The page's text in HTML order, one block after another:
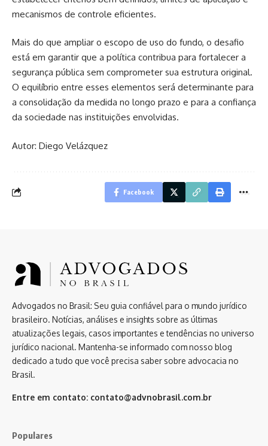
mecanismos de controle eficientes.
Mais do que ampliar o escopo de uso do fundo, o desafio
está em garantir que a política contribua para fortalecer a
segurança pública sem comprometer sua estrutura original.
O equilíbrio entre esses elementos será determinante para
a consolidação da medida no longo prazo e para a confiança
da sociedade nas instituições envolvidas.
Autor: Diego Velázquez
Facebook
Advogados no Brasil: Seu guia confiável para o mundo jurídico
brasileiro. Notícias, análises e insights sobre as últimas
atualizações legais, casos importantes e tendências no universo
jurídico nacional. Mantenha-se informado com nosso blog
dedicado a tudo que você precisa saber sobre advocacia no
Brasil.
Entre em contato: contato@advnobrasil.com.br
Populares